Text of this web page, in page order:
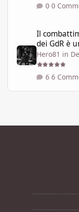
0
Il
dei GdR è
Hero81 in
6